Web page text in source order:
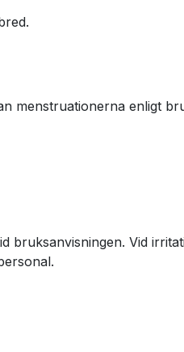
menstruationerna enligt
bruksanvisningen. Vid